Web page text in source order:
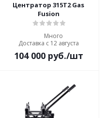
Центратор 315Т2 Gas
Fusion
Много
Доставка с 12 августа
104 000руб./шт